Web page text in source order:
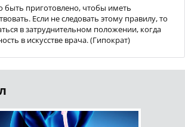
быть приготовлено, чтобы иметь
Если не следовать этому правилу, то
в затруднительном положении, когда
в искусстве врача. (Гипократ)